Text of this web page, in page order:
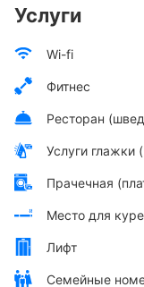
Услуги
Wi-fi
Фитнес
Ресторан
Услуги глажки
Прачечная
Место для
Лифт
Семейные